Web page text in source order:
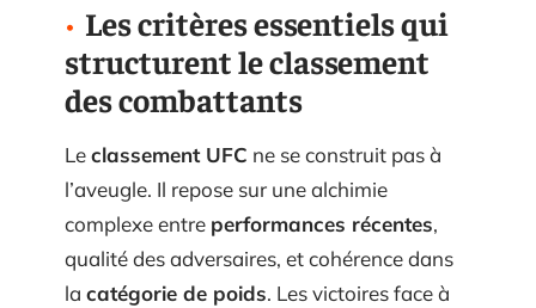
Les critères essentiels qui
structurent le classement
des combattants
Leclassement UFC ne se construit pas à
l’aveugle. Il repose sur une alchimie
complexe entre performances récentes,
qualité des adversaires, et cohérence dans
la catégorie de poids. Les victoires face à